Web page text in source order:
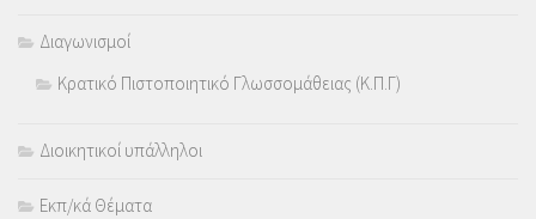
Διαγωνισμοί
Κρατικό Πιστοποιητικό Γλωσσομάθειας (Κ.Π.Γ)
Διοικητικοί υπάλληλοι
Εκπ/κά Θέματα